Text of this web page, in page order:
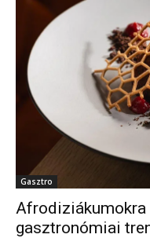
Gasztro
Afrodiziákumokra
gasztronómiai